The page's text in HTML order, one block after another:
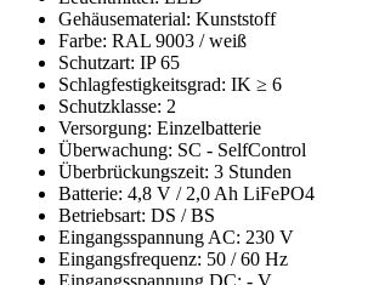
Gehäusematerial: Kunststoff
Farbe: RAL 9003 / weiß
Schutzart: IP 65
Schlagfestigkeitsgrad: IK ≥ 6
Schutzklasse: 2
Versorgung: Einzelbatterie
Überwachung: SC - SelfControl
Überbrückungszeit: 3 Stunden
Batterie: 4,8 V / 2,0 Ah LiFePO4
Betriebsart: DS / BS
Eingangsspannung AC: 230 V
Eingangsfrequenz: 50 / 60 Hz
Eingangsspannung DC: - V